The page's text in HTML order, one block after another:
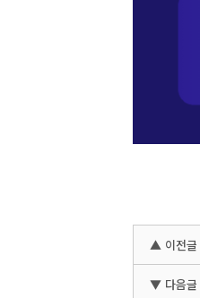
▲ 이전글
▼ 다음글